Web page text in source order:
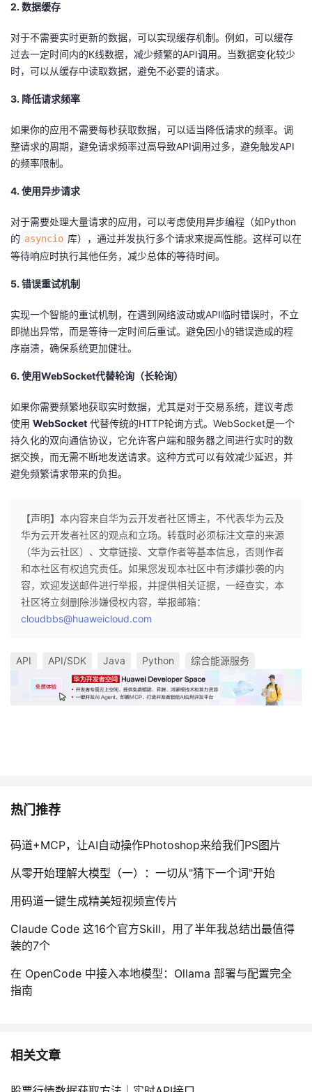
2. 数据缓存
对于不需要实时更新的数据，可以实现缓存机制。例如，可以缓存
过去一定时间内的K线数据，减少频繁的API调用。当数据变化较少
时，可以从缓存中读取数据，避免不必要的请求。
3. 降低请求频率
如果你的应用不需要每秒获取数据，可以适当降低请求的频率。调
整请求的周期，避免请求频率过高导致API调用过多，避免触发API
的频率限制。
4. 使用异步请求
对于需要处理大量请求的应用，可以考虑使用异步编程（如Python
的 asyncio 库），通过并发执行多个请求来提高性能。这样可以在
等待响应时执行其他任务，减少总体的等待时间。
5. 错误重试机制
实现一个智能的重试机制，在遇到网络波动或API临时错误时，不立
即抛出异常，而是等待一定时间后重试。避免因小的错误造成的程
序崩溃，确保系统更加健壮。
6. 使用WebSocket代替轮询（长轮询）
如果你需要频繁地获取实时数据，尤其是对于交易系统，建议考虑
使用 WebSocket 代替传统的HTTP轮询方式。WebSocket是一个
持久化的双向通信协议，它允许客户端和服务器之间进行实时的数
据交换，而无需不断地发送请求。这种方式可以有效减少延迟，并
避免频繁请求带来的负担。
【声明】本内容来自华为云开发者社区博主，不代表华为云及
华为云开发者社区的观点和立场。转载时必须标注文章的来源
（华为云社区）、文章链接、文章作者等基本信息，否则作者
和本社区有权追究责任。如果您发现本社区中有涉嫌抄袭的内
容，欢迎发送邮件进行举报，并提供相关证据，一经查实，本
社区将立刻删除涉嫌侵权内容，举报邮箱：
cloudbbs@huaweicloud.com
API API/SDK Java Python 综合能源服务
热门推荐
码道+MCP，让AI自动操作Photoshop来给我们PS图片
从零开始理解大模型（一）：一切从"猜下一个词"开始
用码道一键生成精美短视频宣传片
Claude Code 这16个官方Skill，用了半年我总结出最值得
装的7个
在 OpenCode 中接入本地模型：Ollama 部署与配置完全
指南
相关文章